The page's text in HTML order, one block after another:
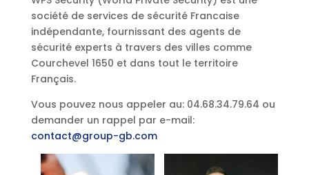
société de services de sécurité Francaise
indépendante, fournissant des agents de
sécurité experts à travers des villes comme
Courchevel 1650 et dans tout le territoire
Français.
Vous pouvez nous appeler au: 04.68.34.79.64 ou
demander un rappel par e-mail:
contact@group-gb.com